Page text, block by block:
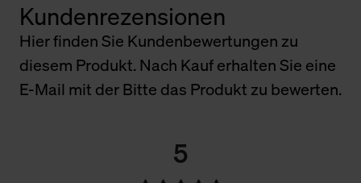
Kundenrezensionen
Hier finden Sie Kundenbewertungen zu
diesem Produkt. Nach Kauf erhalten Sie eine
E-Mail mit der Bitte das Produkt zu bewerten.
5